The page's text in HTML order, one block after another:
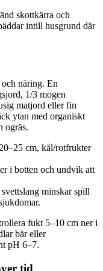
skottkärra och
intill husgrund där
näring. En
1/3 mogen
matjord eller fin
ytan med organiskt
ogräs.
cm, kål/rotfrukter
i botten och undvik att
minskar spill
fukt 5–10 cm ner i
bär eller
pH 6–7.
tid